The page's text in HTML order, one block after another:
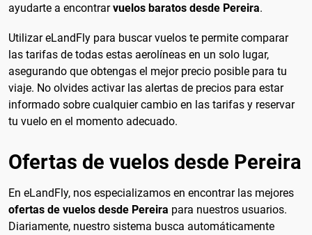
ayudarte a encontrarvuelos baratos desde Pereira.
Utilizar eLandFly para buscar vuelos te permite comparar
las tarifas de todas estas aerolíneas en un solo lugar,
asegurando que obtengas el mejor precio posible para tu
viaje. No olvides activar las alertas de precios para estar
informado sobre cualquier cambio en las tarifas y reservar
tu vuelo en el momento adecuado.
Ofertas de vuelos desde Pereira
En eLandFly, nos especializamos en encontrar las mejores
ofertas de vuelos desde Pereira para nuestros usuarios.
Diariamente, nuestro sistema busca automáticamente